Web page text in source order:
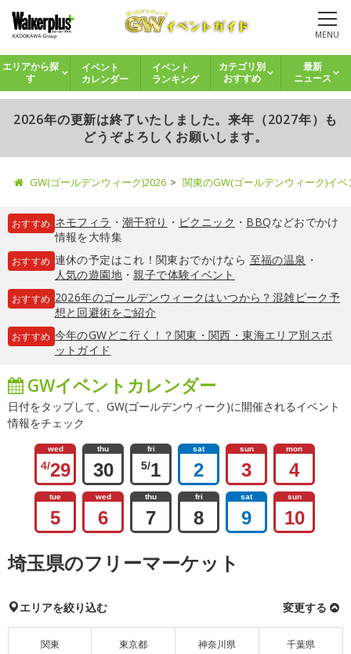
MENU
エリアから探
す
イベント
カレンダー
イベント
ランキング
カテゴリ別
おすすめ
最新
ニュース
2026年の更新は終了いたしました。来年（2027年）も
どうぞよろしくお願いします。
GW(ゴールデンウィーク)2026 関東のGW(ゴールデンウィーク)イ
おすすめ ネモフィラ ・ 潮干狩り ・ ピクニック ・ BBQなどおでかけ
情報を大特集
おすすめ 連休の予定はこれ！関東おでかけなら 至福の温泉 ・
人気の遊園地・親子で体験イベント
おすすめ 2026年のゴールデンウィークはいつから？混雑ピーク予
想と回避術をご紹介
おすすめ 今年のGWどこ行く！？関東・関西・東海エリア別スポ
ットガイド
GWイベントカレンダー
日付をタップして、GW(ゴールデンウィーク)に開催されるイベント
情報をチェック
wed
4/29
thu
30
fri
5/1
sat
2
sun
3
mon
4
tue
5
wed
6
thu
7
fri
8
sat
9
sun
10
埼玉県のフリーマーケット
エリアを絞り込む 変更する
関東 東京都 神奈川県 千葉県